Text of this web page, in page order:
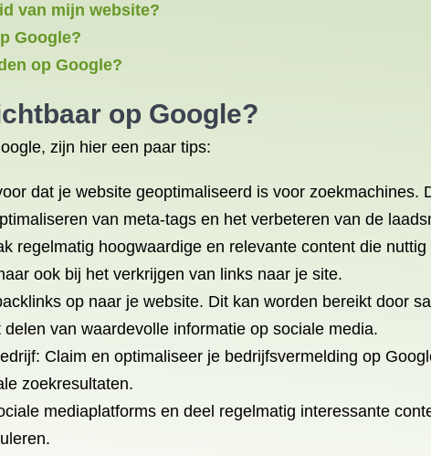
van mijn website?
Google?
op Google?
op Google?
zijn hier een paar tips:
dat je website geoptimaliseerd is voor zoekmachines.
van meta-tags en het verbeteren van de
regelmatig hoogwaardige en relevante content die
ook bij het verkrijgen van links naar je site.
op naar je website. Dit kan worden bereikt door
van waardevolle informatie op sociale media.
Claim en optimaliseer je bedrijfsvermelding op
zoekresultaten.
mediaplatforms en deel regelmatig interessante